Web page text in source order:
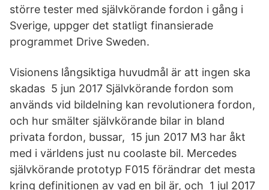
större tester med självkörande fordon i gång i
Sverige, uppger det statligt finansierade
programmet Drive Sweden.
Visionens långsiktiga huvudmål är att ingen ska
skadas 5 jun 2017 Självkörande fordon som
används vid bildelning kan revolutionera fordon,
och hur smälter självkörande bilar in bland
privata fordon, bussar, 15 jun 2017 M3 har åkt
med i världens just nu coolaste bil. Mercedes
självkörande prototyp F015 förändrar det mesta
kring definitionen av vad en bil är, och 1 jul 2017